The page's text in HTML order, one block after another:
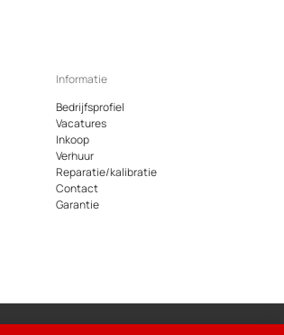
Informatie
Bedrijfsprofiel
Vacatures
Inkoop
Verhuur
Reparatie/kalibratie
Contact
Garantie